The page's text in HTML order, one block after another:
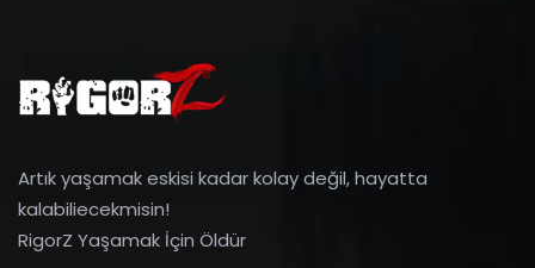
Artık yaşamak eskisi kadar kolay değil, hayatta
kalabiliecekmisin!
RigorZ Yaşamak İçin Öldür